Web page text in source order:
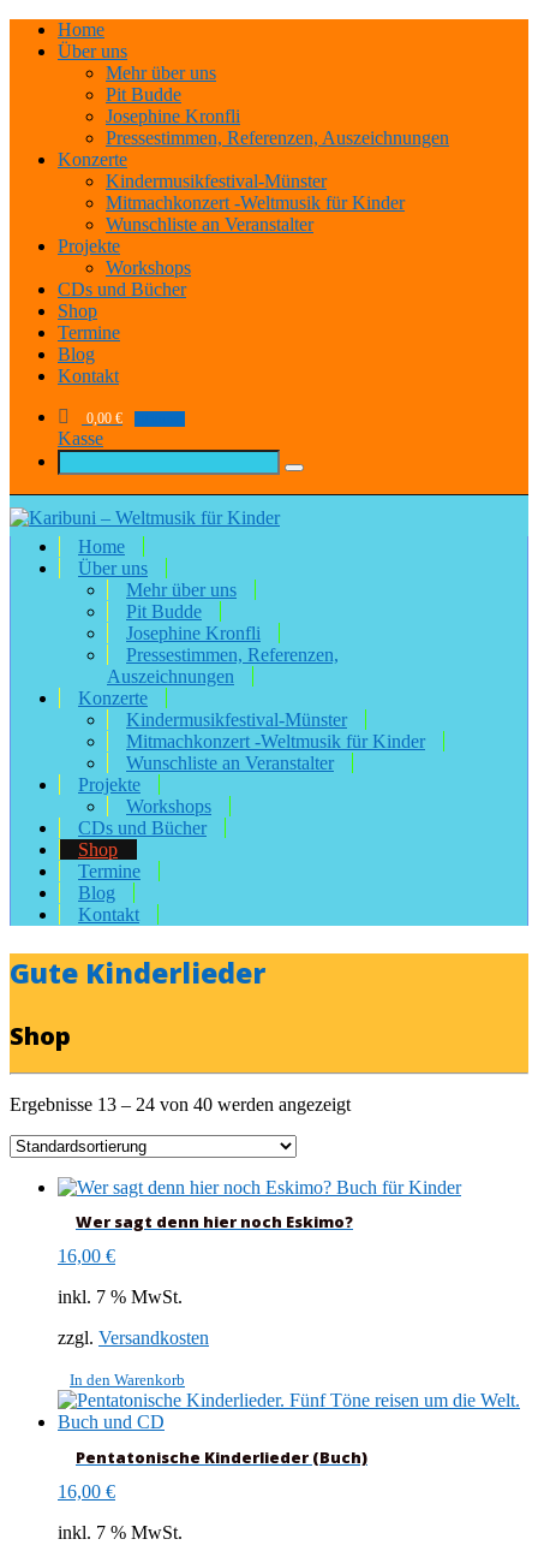
Home
Über uns
Mehr über uns
Pit Budde
Josephine Kronfli
Pressestimmen, Referenzen, Auszeichnungen
Konzerte
Kindermusikfestival-Münster
Mitmachkonzert -Weltmusik für Kinder
Wunschliste an Veranstalter
Projekte
Workshops
CDs und Bücher
Shop
Termine
Blog
Kontakt
0,00 €
Kasse
Home
Über uns
Mehr über uns
Pit Budde
Josephine Kronfli
Pressestimmen, Referenzen,
Auszeichnungen
Konzerte
Kindermusikfestival-Münster
Mitmachkonzert -Weltmusik für Kinder
Wunschliste an Veranstalter
Projekte
Workshops
CDs und Bücher
Shop
Termine
Blog
Kontakt
Gute Kinderlieder
Shop
Ergebnisse 13 – 24 von 40 werden angezeigt
Wer sagt denn hier noch Eskimo?
16,00 €
inkl. 7 % MwSt.
zzgl. Versandkosten
In den Warenkorb
Pentatonische Kinderlieder (Buch)
16,00 €
inkl. 7 % MwSt.